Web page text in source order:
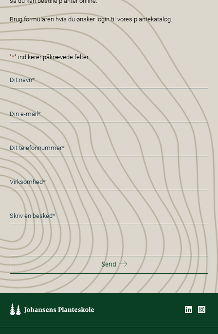
Brug formularen hvis du ønsker login til vores plantekatalog.
"*" indikerer påkrævede felter
Navn
*
E-
mail
*
Telefon
*
Virksomhed*
*
Besked
*
Send